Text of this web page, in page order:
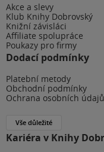
Akce a slevy
Klub Knihy Dobrovský
Knižní závisláci
Affiliate spolupráce
Poukazy pro firmy
Dodací podmínky
Platební metody
Obchodní podmínky
Ochrana osobních údajů
Vše důležité
Kariéra v Knihy